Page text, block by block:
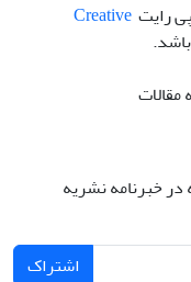
رایتCreative
در خبرنامه نشریه
اشتراک